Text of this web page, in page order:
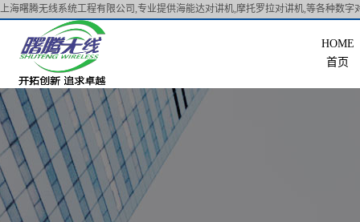
上海曙腾无线系统工程有限公司,专业提供海能达对讲机,摩托罗拉对讲机,等各种数字
首页